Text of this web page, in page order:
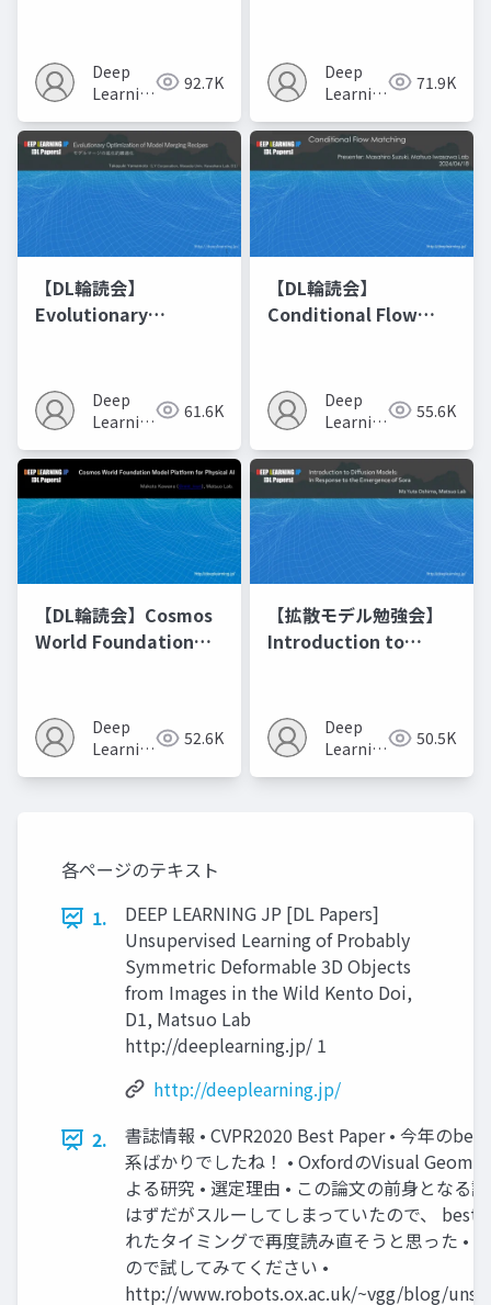
Deep
Learning
92.7K
Deep
Learning
71.9K
【DL輪読会】
Evolutionary
Recipes モデルマージ
の進化的最適化
Deep
Learning
61.6K
【DL輪読会】
Conditional Flow
Deep
Learning
55.6K
【DL輪読会】Cosmos
World Foundation
Deep
Learning
52.6K
【拡散モデル勉強会】
Introduction to
Deep
Learning
50.5K
各ページのテキスト
1.
DEEP LEARNING JP [DL Papers]
Unsupervised Learning of Probably
Symmetric Deformable 3D Objects
from Images in the Wild Kento Doi,
D1, Matsuo Lab
http://deeplearning.jp/ 1
http://deeplearning.jp/
2.
書誌情報 • CVPR2020 Best Paper • 今年の
系ばかりでしたね！ • OxfordのVisual
よる研究 • 選定理由 • この論文の前身となる
はずだがスルーしてしまっていたので、 best
れたタイミングで再度読み直そうと思った •
ので試してみてください •
http://www.robots.ox.ac.uk/~vgg/blog/